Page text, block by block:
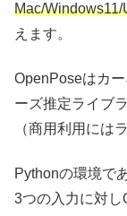
Mac/
えます。
OpenPoseはカ
ーズ推定ライブ
（商用利用には
Pythonの環境で
3つの入力に対